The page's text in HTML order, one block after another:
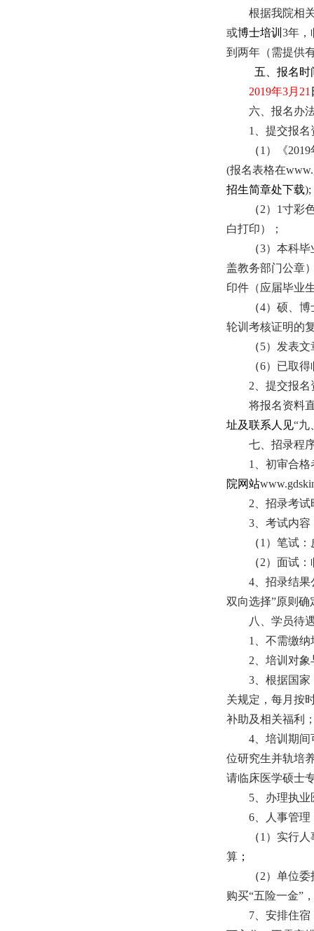
根据我院相
或博士培训3年，
到两年 （需提供
五、报名时
2019年3月 21
六、报名办
1、提交报名
（1）《2019
(报名表格在w
招生简章处下载);
（2）1寸彩
白打印）
；
（3）本科
盖教务部门公章
印件（应届毕业
（4）硕、
轮训考核证明的
（5）发表
（6）已取得
2、提交报名
将报名资料
址及联系人见“九
七、招录程
1、初审合格
院网站
2、招录考
3、考试内容
（1）笔试
（2）面试
4、招录结
双向选择”原则
八、学员待
1、不需缴
2、培训对
3、根据国
关规定，每月按
补助及相关福利
4、培训期间
位研究生并轨培
请临床医学硕士
5、办理执
6、人事管
（1） 实行人
算 ；
（2）单位
购买“五险一金”
7、安排住